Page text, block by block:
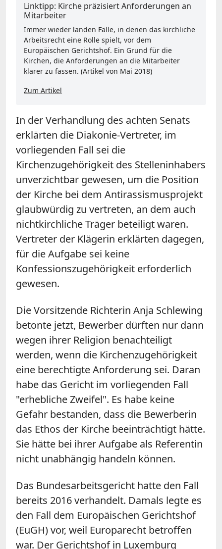
Linktipp: Kirche präzisiert Anforderungen an
Mitarbeiter
Immer wieder landen Fälle, in denen das kirchliche
Arbeitsrecht eine Rolle spielt, vor dem
Europäischen Gerichtshof. Ein Grund für die
Kirchen, die Anforderungen an die Mitarbeiter
klarer zu fassen. (Artikel von Mai 2018)
Zum Artikel
In der Verhandlung des achten Senats
erklärten die Diakonie-Vertreter, im
vorliegenden Fall sei die
Kirchenzugehörigkeit des Stelleninhabers
unverzichtbar gewesen, um die Position
der Kirche bei dem Antirassismusprojekt
glaubwürdig zu vertreten, an dem auch
nichtkirchliche Träger beteiligt waren.
Vertreter der Klägerin erklärten dagegen,
für die Aufgabe sei keine
Konfessionszugehörigkeit erforderlich
gewesen.
Die Vorsitzende Richterin Anja Schlewing
betonte jetzt, Bewerber dürften nur dann
wegen ihrer Religion benachteiligt
werden, wenn die Kirchenzugehörigkeit
eine berechtigte Anforderung sei. Daran
habe das Gericht im vorliegenden Fall
"erhebliche Zweifel". Es habe keine
Gefahr bestanden, dass die Bewerberin
das Ethos der Kirche beeinträchtigt hätte.
Sie hätte bei ihrer Aufgabe als Referentin
nicht unabhängig handeln können.
Das Bundesarbeitsgericht hatte den Fall
bereits 2016 verhandelt. Damals legte es
den Fall dem Europäischen Gerichtshof
(EuGH) vor, weil Europarecht betroffen
war. Der Gerichtshof in Luxemburg